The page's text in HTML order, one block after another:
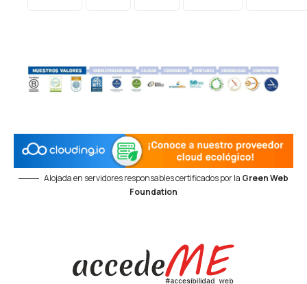
Alojada en servidores responsables certificados por la Green Web
Foundation